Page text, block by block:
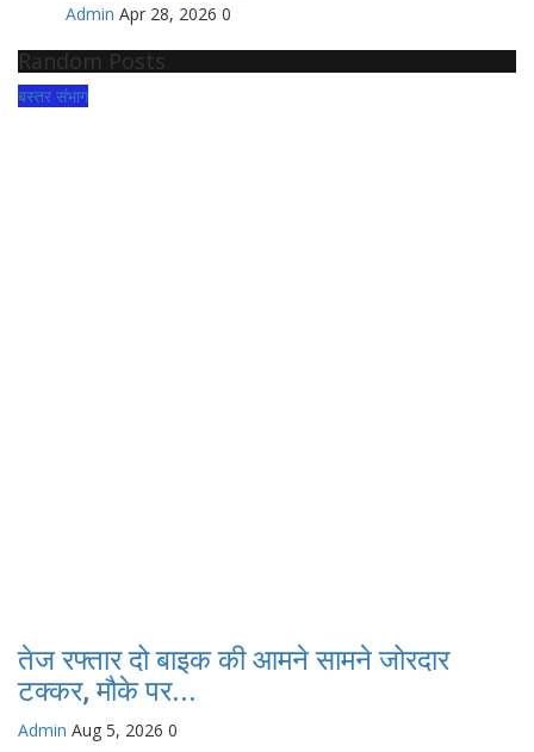
Admin Apr 28, 2026 0
Random Posts
बस्तर संभाग
तेज रफ्तार दो बाइक की आमने सामने जोरदार
टक्कर, मौके पर...
Admin Aug 5, 2026 0